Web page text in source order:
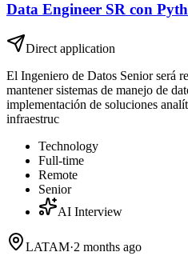
Data Engineer SR con
Direct application
El Ingeniero de Datos Senior será
mantener sistemas de manejo de
implementación de soluciones
infraestruc
Technology
Full-time
Remote
Senior
AI Interview
LATAM·2 months ago